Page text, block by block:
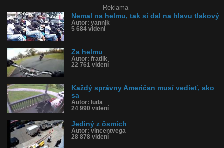
Reklama
Nemal na helmu, tak si dal na hlavu tlakový
Autor: yannik
5 684 videní
Za helmu
Autor: fratlik
22 761 videní
Každý správny Američan musí vedieť, ako
sa
Autor: luda
24 990 videní
Jediný z ôsmich
Autor: vincentvega
28 878 videní